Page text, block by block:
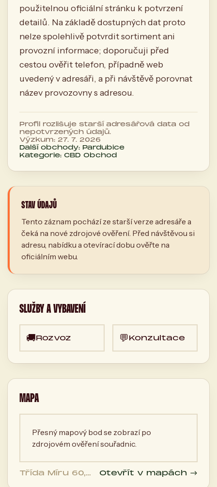
použitelnou oficiální stránku k potvrzení
detailů. Na základě dostupných dat proto
nelze spolehlivě potvrdit sortiment ani
provozní informace; doporučuji před
cestou ověřit telefon, případně web
uvedený v adresáři, a při návštěvě porovnat
název provozovny s adresou.
Profil rozlišuje starší adresářová data od
nepotvrzených údajů.
Výzkum: 27. 7. 2026
Další obchody: Pardubice
Kategorie: CBD Obchod
STAV ÚDAJŮ
Tento záznam pochází ze starší verze adresáře a
čeká na nové zdrojové ověření. Před návštěvou si
adresu, nabídku a otevírací dobu ověřte na
oficiálním webu.
SLUŽBY A VYBAVENÍ
🚚Rozvoz 💬Konzultace
MAPA
Přesný mapový bod se zobrazí po
zdrojovém ověření souřadnic.
Třída Míru 60,
Otevřít v mapách →